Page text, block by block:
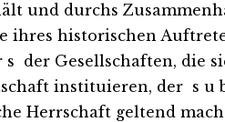
und durchs
ihres historischen
s der Gesellschaften, die
instituieren, der s u
Herrschaft geltend